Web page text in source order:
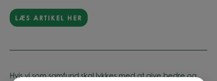
LÆS ARTIKEL HER
Hvis vi som samfund skal lykkes med at give bedre og